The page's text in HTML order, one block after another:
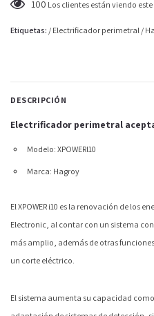
100 Los clientes están viendo
Etiquetas: / Electrificador perimetral /
DESCRIPCIÓN
Electrificador perimetral
Modelo: XPOWERl10
Marca: Hagroy
El XPOWER i10 es la renovación de los
Electronic, al contar con un sistema
más amplio, además de otras
un corte eléctrico.
El sistema aumenta su capacidad